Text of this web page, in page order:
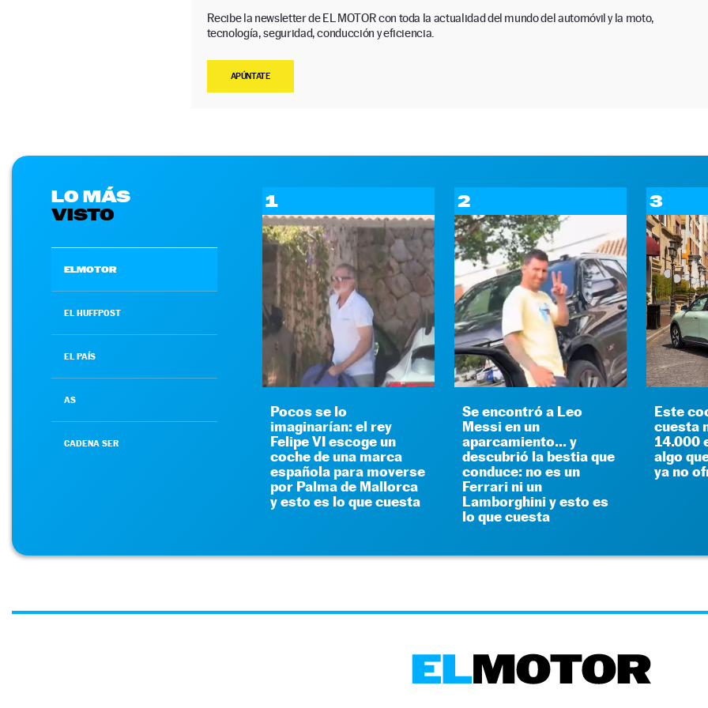
Recibe la newsletter de EL MOTOR con toda la actualidad del mundo del automóvil y la moto,
tecnología, seguridad, conducción y eficiencia.
APÚNTATE
LO MÁS
VISTO
ELMOTOR
EL HUFFPOST
EL PAÍS
AS
CADENA SER
1
Pocos se lo
imaginarían: el rey
Felipe VI escoge un
coche de una marca
española para moverse
por Palma de Mallorca
y esto es lo que cuesta
2
Se encontró a Leo
Messi en un
aparcamiento... y
descubrió la bestia que
conduce: no es un
Ferrari ni un
Lamborghini y esto es
lo que cuesta
3
Este
cuesta
14.000
algo
ya no